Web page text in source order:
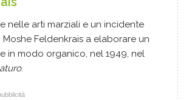
nelle arti marziali e un incidente
Moshe Feldenkrais a elaborare un
in modo organico, nel 1949, nel
.